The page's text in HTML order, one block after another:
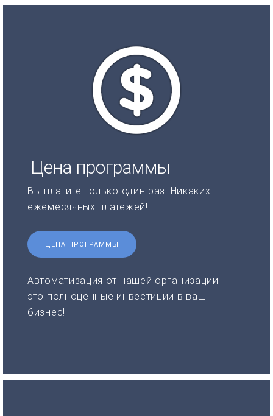
Цена программы
Вы платите только один раз. Никаких
ежемесячных платежей!
ЦЕНА ПРОГРАММЫ
Автоматизация от нашей организации –
это полноценные инвестиции в ваш
бизнес!